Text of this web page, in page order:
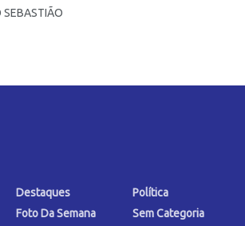
Destaques
Foto Da Semana
Política
Sem Categoria